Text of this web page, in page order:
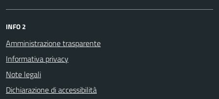
INFO 2
Amministrazione trasparente
Informativa privacy
Note legali
Dichiarazione di accessibilità